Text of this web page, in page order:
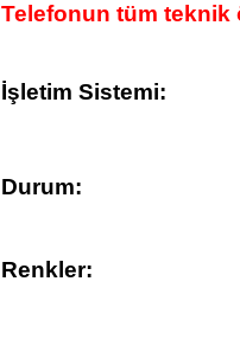
Telefonun tüm teknik
İşletim Sistemi:
Durum:
Renkler: